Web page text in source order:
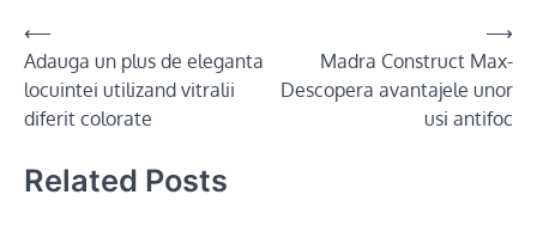
Post
navigation
⟵
Adauga un plus de eleganta
locuintei utilizand vitralii
diferit colorate
Madra Construct Max-
Descopera avantajele unor
usi antifoc
⟶
Related Posts